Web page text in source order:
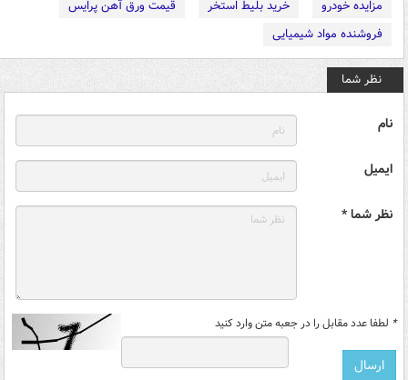
مزایده خودرو
خرید بلیط استخر
قیمت ورق آهن پرایس
فروشنده مواد شیمیایی
نظر شما
نام
ایمیل
نظر شما *
* لطفا عدد مقابل را در جعبه متن وارد کنید